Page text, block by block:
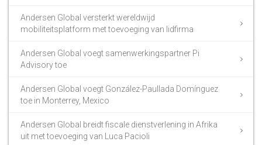
Andersen Global versterkt wereldwijd
mobiliteitsplatform met toevoeging van lidfirma
Andersen Global voegt samenwerkingspartner Pi
Advisory toe
Andersen Global voegt González-Paullada Domínguez
toe in Monterrey, Mexico
Andersen Global breidt fiscale dienstverlening in Afrika
uit met toevoeging van Luca Pacioli